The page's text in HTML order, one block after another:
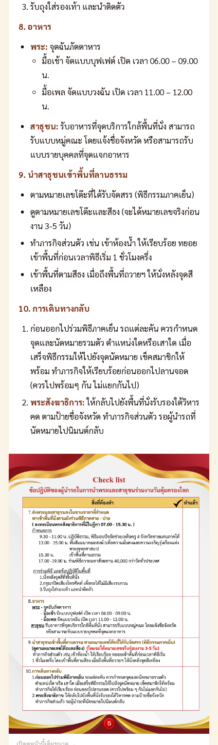
รับถุงใส่รองเท้า และนำติดตัว
8. อาหาร
พระ: จุดฉันภัตตาหาร
มื้อเช้า จัดแบบบุฟเฟต์ เปิด เวลา 06.00 – 09.00
น.
มื้อเพล จัดแบบวงฉัน เปิด เวลา 11.00 – 12.00
น.
สาธุชน: รับอาหารที่จุดบริการใกล้พื้นที่นั่ง สามารถ
รับแบบหมู่คณะ โดยแจ้งชื่อจังหวัด หรือสามารถรับ
แบบรายบุคคลที่จุดแจกอาหาร
9. นำสาธุชนเข้าพื้นที่ลานธรรม
ตามหมายเลขโต๊ะที่ได้รับจัดสรร (พิธีกรรมภาคเย็น)
ดูตามหมายเลขโต๊ะและสีธง (จะได้หมายเลขจริงก่อน
งาน 3-5 วัน)
ทำภารกิจส่วนตัว เช่น เข้าห้องน้ำ ให้เรียบร้อย ทยอย
เข้าพื้นที่ก่อนเวลาพิธีเริ่ม 1 ชั่วโมงครึ่ง
เข้าพื้นที่ตามสีธง เมื่อถึงพื้นที่ถวายฯ ให้นั่งหลังจุดสี
เหลือง
10. การเดินทางกลับ
ก่อนออกไปร่วมพิธีภาคเย็น รถแต่ละคัน ควรกำหนด
จุดและนัดหมายรวมตัว ตำแหน่งใดหรือเสาใด เมื่อ
เสร็จพิธีกรรมให้ไปยังจุดนัดหมาย เช็คสมาชิกให้
พร้อม ทำภารกิจให้เรียบร้อยก่อนออกไปลานจอด
(ควรไปพร้อมๆ กัน ไม่แยกกันไป)
พระสังฆาธิการ:ให้กลับไปยังพื้นที่นั่งรับรองใต้วิหาร
คด ตามป้ายชื่อจังหวัด ทำภารกิจส่วนตัว รอผู้นำรถที่
นัดหมายไปนิมนต์กลับ